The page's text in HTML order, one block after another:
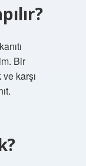
Bir
karşı